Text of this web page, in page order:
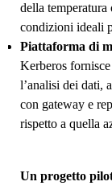
della
condizioni ideali
Piattaforma di
Kerberos
l’analisi dei dati,
con gateway e
rispetto a quella
Un progetto